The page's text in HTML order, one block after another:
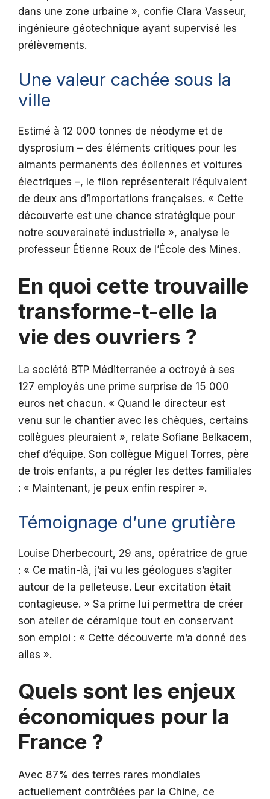
dans une zone urbaine », confie Clara Vasseur,
ingénieure géotechnique ayant supervisé les
prélèvements.
Une valeur cachée sous la
ville
Estimé à 12 000 tonnes de néodyme et de
dysprosium – des éléments critiques pour les
aimants permanents des éoliennes et voitures
électriques –, le filon représenterait l’équivalent
de deux ans d’importations françaises. « Cette
découverte est une chance stratégique pour
notre souveraineté industrielle », analyse le
professeur Étienne Roux de l’École des Mines.
En quoi cette trouvaille
transforme-t-elle la
vie des ouvriers ?
La société BTP Méditerranée a octroyé à ses
127 employés une prime surprise de 15 000
euros net chacun. « Quand le directeur est
venu sur le chantier avec les chèques, certains
collègues pleuraient », relate Sofiane Belkacem,
chef d’équipe. Son collègue Miguel Torres, père
de trois enfants, a pu régler les dettes familiales
: « Maintenant, je peux enfin respirer ».
Témoignage d’une grutière
Louise Dherbecourt, 29 ans, opératrice de grue
: « Ce matin-là, j’ai vu les géologues s’agiter
autour de la pelleteuse. Leur excitation était
contagieuse. » Sa prime lui permettra de créer
son atelier de céramique tout en conservant
son emploi : « Cette découverte m’a donné des
ailes ».
Quels sont les enjeux
économiques pour la
France ?
Avec 87% des terres rares mondiales
actuellement contrôlées par la Chine, ce